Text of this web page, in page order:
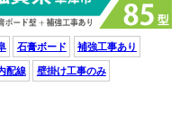
石膏ボード 補強工事あり
配線 壁掛け工事のみ